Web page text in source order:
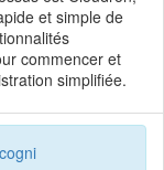
et simple de
commencer et
simplifiée.